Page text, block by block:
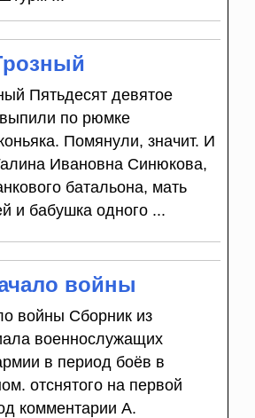
Пятьдесят девятое
по рюмке
Помянули, значит. И
Ивановна Синюкова,
батальона, мать
и бабушка одного ...
войны
войны Сборник из
военнослужащих
в период боёв в
отснятого на первой
комментарии А.